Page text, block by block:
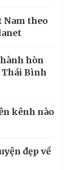
Nam theo
hòn
Thái Bình
kênh nào
đẹp về